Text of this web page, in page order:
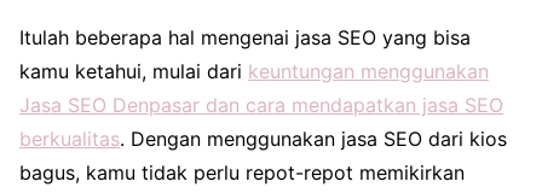
Itulah beberapa hal mengenai jasa SEO yang bisa
kamu ketahui, mulai dari keuntungan menggunakan
Jasa SEO Denpasar dan cara mendapatkan jasa SEO
berkualitas. Dengan menggunakan jasa SEO dari kios
bagus, kamu tidak perlu repot-repot memikirkan